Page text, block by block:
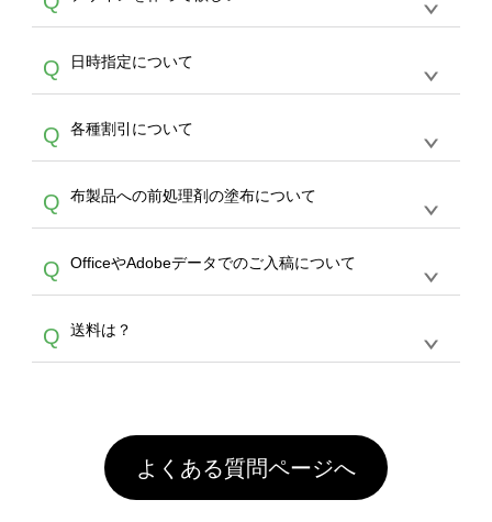
サービスよりも低価格で製作することが可能で
す。
写真などもアップロード可能です。使用できな
い画像はエラーになります。（※ Illustratorか
らの直接入稿には対応していません。AIで保存
し、デザインツールからアップロードして下さ
い）
文のみ受け付けております。30個以上のご製
作をお考えの方は、サポートが担当するエコバ
スをご利用頂ければ、電話やFAX、メールなど
でご注文が可能です。
A
を作って欲しい。などの場合は、製作数量が
30個以上であれば、サポート担当が、デザイ
バッグコンシェル
サー
ビスをご利用ください。(※ 30個以下の場合
は、デザインツールをご利用ください)
Q 日時指定について
A
ん。発送後18時以降に配送業者・伝票番号を
メールでお知らせいたしますので、直接配送業
者にご連絡いただき調整をお願い致します。
Q 各種割引について
A
カート内で自動的に割引(最大50%)が適用され
ます。 【付与ポイント】購入金額の1％が1ポ
イントとして付与され、次回ご注文時に1ポイ
ント＝1円としてお使いいただけます。ポイン
トは発送完了の翌日に付与され、次回ご注文時
からご利用頂けます。ポイントの有効期限は一
年間です。【会員ランク】過去10カ月のご注
文回数により会員ランク割引(最大5%)が適用
頂いても、ログインがされていなければ、ラン
クにカウントがされません。
Q 布製品への前処理剤の塗布について
A
意点（前処理剤）】カラー生地（Tシャツのホ
ワイト、トートバッグのナチュラル、ホワイト
といって、プリントを定着させるための処理剤
を塗布しており、短納期・低価格で商品をお届
害な性質で、水洗いで落とすことが可能です。
お手数ですが、お客様ご自身にて着用前に落と
していただけますようお願いいたします。※1
通常注文・直送機能でのご注文に関わらず、前
Q OfficeやAdobeデータでのご入稿について
A
ません。いずれのデータも該当デザインのみ画
像(JPEG,PNG,GIF,PDF)に変換、またはAdobe
Q 送料は？
引」などによるお値引きで4,000円未満になる
場合は送料がかかりますので、ご注意くださ
い。
よくある質問ページへ